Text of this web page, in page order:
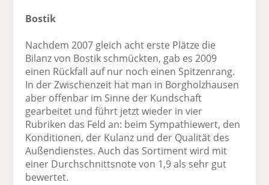
Bostik
Nachdem 2007 gleich acht erste Plätze die
Bilanz von Bostik schmückten, gab es 2009
einen Rückfall auf nur noch einen Spitzenrang.
In der Zwischenzeit hat man in Borgholzhausen
aber offenbar im Sinne der Kundschaft
gearbeitet und führt jetzt wieder in vier
Rubriken das Feld an: beim Sympathiewert, den
Konditionen, der Kulanz und der Qualität des
Außendienstes. Auch das Sortiment wird mit
einer Durchschnittsnote von 1,9 als sehr gut
bewertet.